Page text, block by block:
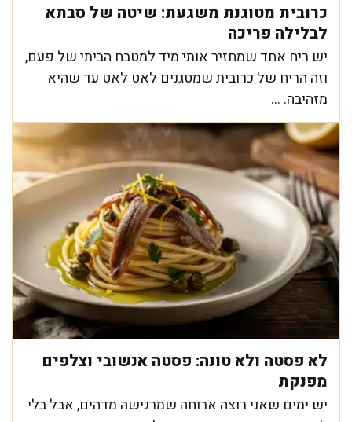
כרובית מטוגנת משגעת: שיטה של סבתא
לבלילה פריכה
יש ריח אחד שמחזיר אותי מיד למטבח הביתי של פעם,
וזה הריח של כרובית שמטגנים לאט לאט עד שהיא
מזהיבה. ...
לא פסטה ולא טונה: פסטה אנשובי וצלפים
מפנקת
יש ימים שאני רוצה ארוחה שמרגישה מדהים, אבל בלי